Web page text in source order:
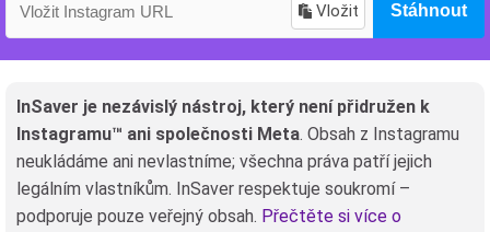
Vložit Stáhnout
InSaver je nezávislý nástroj, který není přidružen k
Instagramu™ ani společnosti Meta. Obsah z Instagramu
neukládáme ani nevlastníme; všechna práva patří jejich
legálním vlastníkům. InSaver respektuje soukromí –
podporuje pouze veřejný obsah. Přečtěte si více o